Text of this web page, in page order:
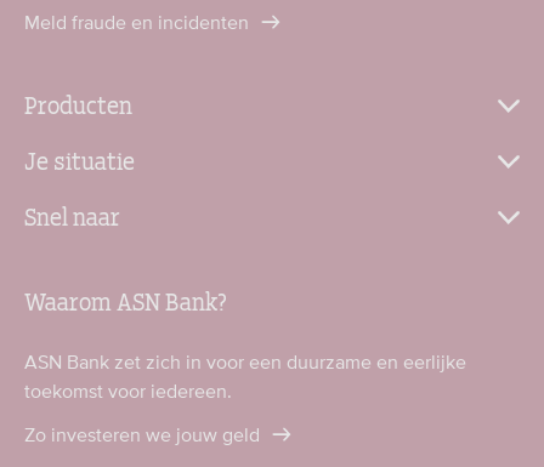
Meld fraude en incidenten
Producten
Je situatie
Snel naar
Waarom ASN Bank?
ASN Bank zet zich in voor een duurzame en eerlijke
toekomst voor iedereen.
Zo investeren we jouw geld